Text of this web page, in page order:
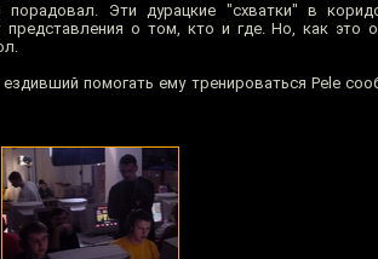
Эти дурацкие "схватки" в
о том, кто и где. Но, как это
помогать ему тренироваться Pele